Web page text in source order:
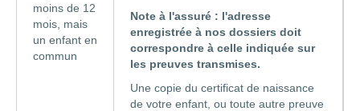
moins de 12
mois, mais
un enfant en
commun
Note à l'assuré : l'adresse
enregistrée à nos dossiers doit
correspondre à celle indiquée sur
les preuves transmises.
Une copie du certificat de naissance
de votre enfant, ou toute autre preuve